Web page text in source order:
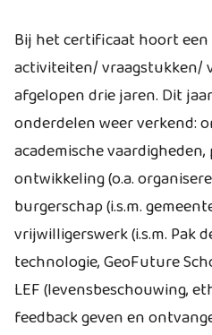
Bij het certificaat hoort
activiteiten/ vraagstukken/
afgelopen drie jaren. Dit
onderdelen weer verkend:
academische
ontwikkeling (o.a.
burgerschap (i.s.m.
vrijwilligerswerk (i.s.m. Pak
technologie, GeoFuture
LEF (levensbeschouwing,
feedback geven en